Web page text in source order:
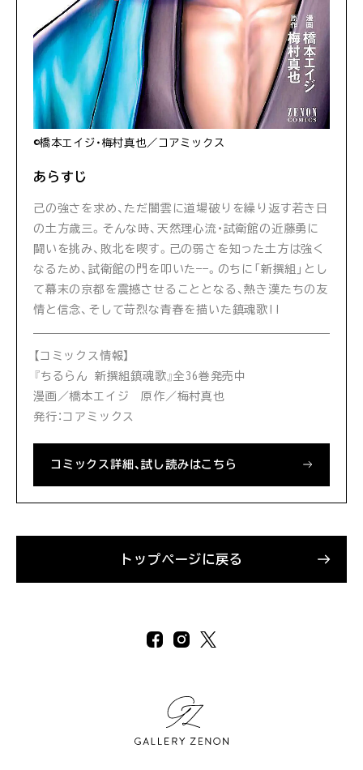
©橋本エイジ・梅村真也／コアミックス
あらすじ
己の強さを求め、ただ闇雲に道場破りを繰り返す若き日
の土方歳三。そんな時、天然理心流・試衛館の近藤勇に
闘いを挑み、敗北を喫す。己の弱さを知った土方は強く
なるため、試衛館の門を叩いた——。のちに「新撰組」とし
て幕末の京都を震撼させることとなる、熱き漢たちの友
情と信念、そして苛烈な青春を描いた鎮魂歌!!
【コミックス情報】
『ちるらん 新撰組鎮魂歌』全36巻発売中
漫画／橋本エイジ 原作／梅村真也
発行：コアミックス
コミックス詳細、試し読みはこちら
トップページに戻る